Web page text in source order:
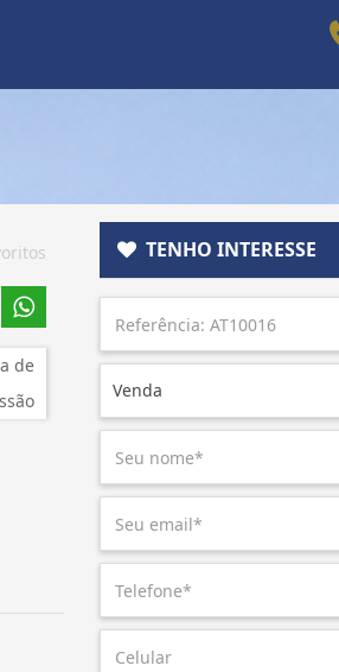
de
TENHO INTERESSE
Venda